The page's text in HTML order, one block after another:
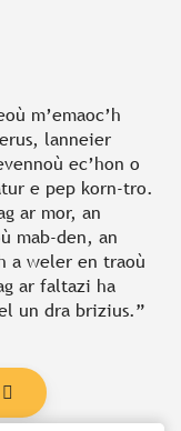
m’emaoc’h
lanneier
ec’hon o
e pep korn-tro.
ar mor, an
mab-den, an
a weler en traoù
ar faltazi ha
un dra brizius.”